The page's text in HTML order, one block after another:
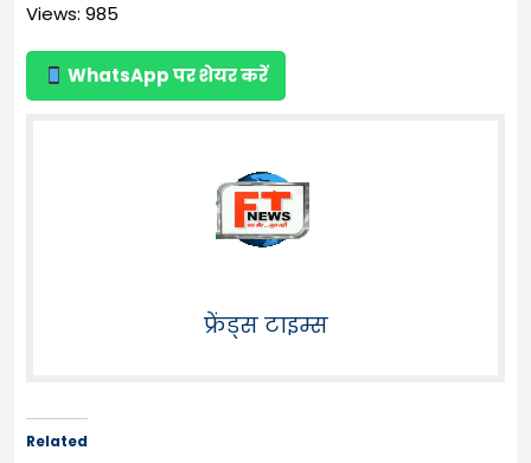
Views: 985
WhatsApp पर शेयर करें
फ्रेंड्स टाइम्स
Related